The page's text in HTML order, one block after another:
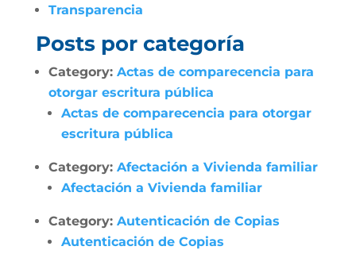
Transparencia
Posts por categoría
Category: Actas de comparecencia para
otorgar escritura pública
Actas de comparecencia para otorgar
escritura pública
Category: Afectación a Vivienda familiar
Afectación a Vivienda familiar
Category: Autenticación de Copias
Autenticación de Copias